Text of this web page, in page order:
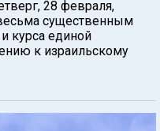
28 февраля,
существенным
курса единой
к израильскому